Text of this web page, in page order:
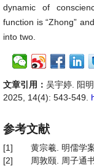
dynamic of
function is “Zhong”
into two.
文章引用： 吴宇婷. 阳
2025, 14(4): 543-549.
参考文献
[1]
黄宗羲. 明儒学
[2]
周敦颐. 周子通